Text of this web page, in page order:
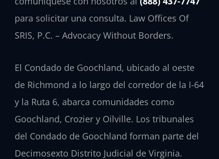
para solicitar una consulta. Law Offices Of
SRIS, P.C. – Advocacy Without Borders.
El Condado de Goochland, ubicado al oeste
de Richmond a lo largo del corredor de la I-64
y la Ruta 6, abarca comunidades como
Goochland, Crozier y Oilville. Los tribunales
del Condado de Goochland forman parte del
Decimosexto Distrito Judicial de Virginia.